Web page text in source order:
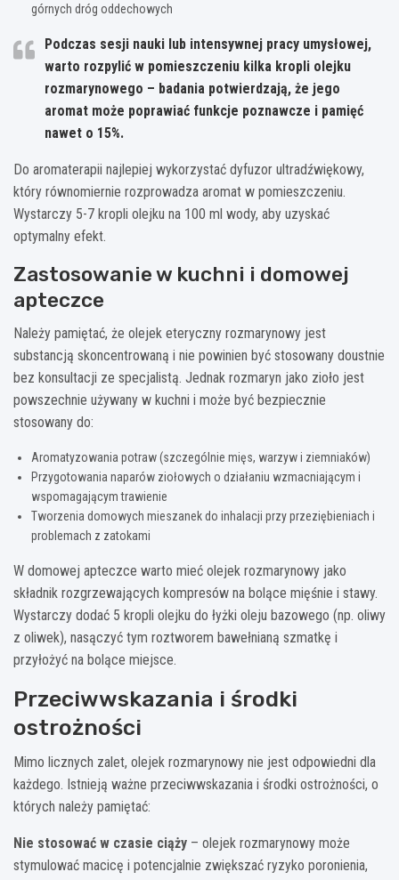
górnych dróg oddechowych
Podczas sesji nauki lub intensywnej pracy umysłowej,
warto rozpylić w pomieszczeniu kilka kropli olejku
rozmarynowego – badania potwierdzają, że jego
aromat może poprawiać funkcje poznawcze i pamięć
nawet o 15%.
Do aromaterapii najlepiej wykorzystać dyfuzor ultradźwiękowy,
który równomiernie rozprowadza aromat w pomieszczeniu.
Wystarczy 5-7 kropli olejku na 100 ml wody, aby uzyskać
optymalny efekt.
Zastosowanie w kuchni i domowej
apteczce
Należy pamiętać, że olejek eteryczny rozmarynowy jest
substancją skoncentrowaną i nie powinien być stosowany doustnie
bez konsultacji ze specjalistą. Jednak rozmaryn jako zioło jest
powszechnie używany w kuchni i może być bezpiecznie
stosowany do:
Aromatyzowania potraw (szczególnie mięs, warzyw i ziemniaków)
Przygotowania naparów ziołowych o działaniu wzmacniającym i
wspomagającym trawienie
Tworzenia domowych mieszanek do inhalacji przy przeziębieniach i
problemach z zatokami
W domowej apteczce warto mieć olejek rozmarynowy jako
składnik rozgrzewających kompresów na bolące mięśnie i stawy.
Wystarczy dodać 5 kropli olejku do łyżki oleju bazowego (np. oliwy
z oliwek), nasączyć tym roztworem bawełnianą szmatkę i
przyłożyć na bolące miejsce.
Przeciwwskazania i środki
ostrożności
Mimo licznych zalet, olejek rozmarynowy nie jest odpowiedni dla
każdego. Istnieją ważne przeciwwskazania i środki ostrożności, o
których należy pamiętać:
Nie stosować w czasie ciąży – olejek rozmarynowy może
stymulować macicę i potencjalnie zwiększać ryzyko poronienia,